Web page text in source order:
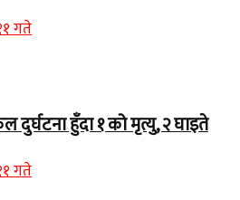
गते
हुँदा १ को मृत्यु, २ घाइते
गते